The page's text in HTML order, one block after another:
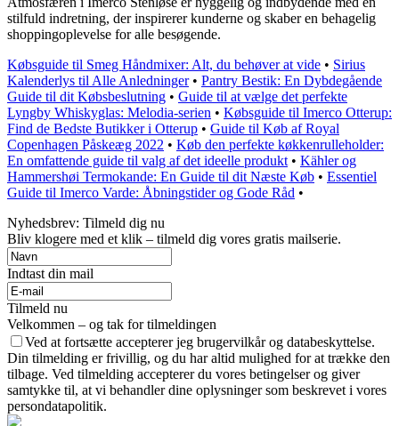
stilfuld indretning, der inspirerer kunderne og skaber en behagelig
shoppingoplevelse for alle besøgende.
Købsguide til Smeg Håndmixer: Alt, du behøver at vide • Sirius
Kalenderlys til Alle Anledninger• Pantry Bestik: En Dybdegående
Guide til dit Købsbeslutning • Guide til at vælge det perfekte
Lyngby Whiskyglas: Melodia-serien • Købsguide til Imerco Otterup:
Find de Bedste Butikker i Otterup • Guide til Køb af Royal
Copenhagen Påskeæg 2022 • Køb den perfekte køkkenrulleholder:
En omfattende guide til valg af det ideelle produkt • Kähler og
Hammershøi Termokande: En Guide til dit Næste Køb • Essentiel
Guide til Imerco Varde: Åbningstider og Gode Råd •
Nyhedsbrev: Tilmeld dig nu
Bliv klogere med et klik – tilmeld dig vores gratis mailserie.
Indtast din mail
Tilmeld nu
Velkommen – og tak for tilmeldingen
Ved at fortsætte accepterer jeg brugervilkår og databeskyttelse.
Din tilmelding er frivillig, og du har altid mulighed for at trække den
tilbage. Ved tilmelding accepterer du vores betingelser og giver
samtykke til, at vi behandler dine oplysninger som beskrevet i vores
persondatapolitik.